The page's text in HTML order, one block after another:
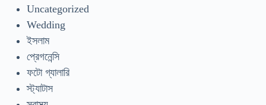
Uncategorized
Wedding
ইসলাম
প্রেগনেন্সি
ফটো গ্যালারি
স্ট্যাটাস